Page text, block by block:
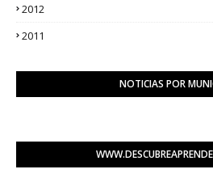
2012
2011
NOTICIAS POR